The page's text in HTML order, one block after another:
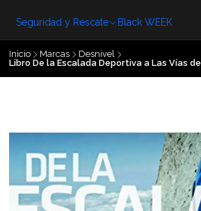
Seguridad y Rescate Black WEEK
Inicio Marcas
Desnivel
Libro De la Escalada Deportiva a Las Vías